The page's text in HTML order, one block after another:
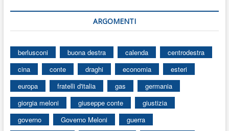
ARGOMENTI
berlusconi buona destra calenda
centrodestra
cina
conte draghi economia
esteri
europa
fratelli d'italia gas
germania
giorgia meloni
giuseppe conte
giustizia
governo
Governo Meloni
guerra